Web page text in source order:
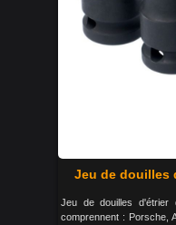
Jeu de douilles
Jeu de douilles d'étrier
comprennent : Porsche,